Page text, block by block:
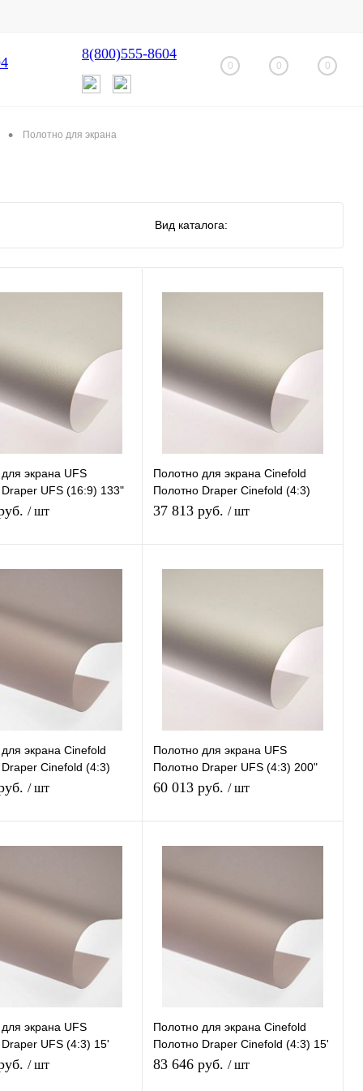
8(800)555-8604
0 0 0
• Полотно для экрана
Вид каталога:
экрана UFS
UFS (16:9) 133"
/ шт
В корзину
Под заказ
Полотно для экрана Cinefold
Полотно Draper Cinefold (4:3)
150" 215*291 XT1000V
37 813 руб./ шт
В корзину
В избранное
наличии
экрана Cinefold
Cinefold (4:3)
CH1200V
/ шт
В корзину
В
наличии
Полотно для экрана UFS
Полотно Draper UFS (4:3) 200"
306*413 XT1000V
60 013 руб./ шт
В корзину
В
наличии
экрана UFS
UFS (4:3) 15'
/ шт
Полотно для экрана Cinefold
Полотно Draper Cinefold (4:3) 15'
260*352 CH1200V
83 646 руб./ шт